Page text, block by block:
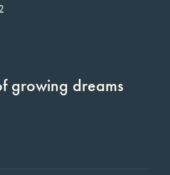
growing dreams